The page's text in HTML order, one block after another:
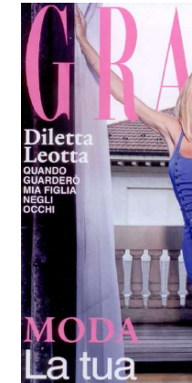
alle
produkte
Incisive sophisticated